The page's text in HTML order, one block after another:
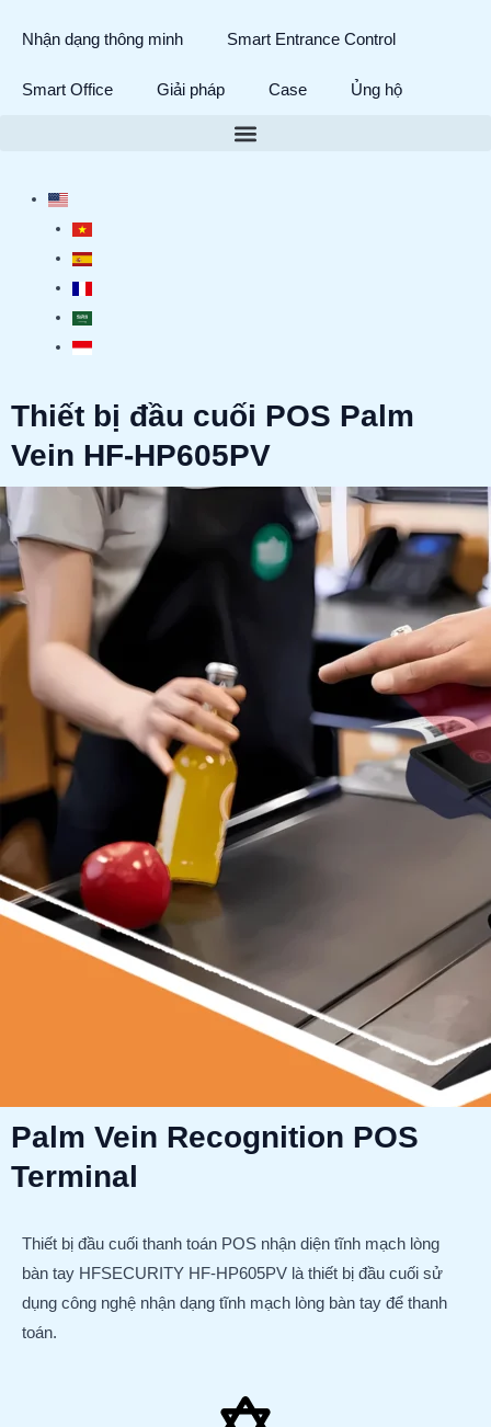
Nhận dạng thông minh Smart Entrance Control
Smart Office Giải pháp Case Ủng hộ
Thiết bị đầu cuối POS Palm
Vein HF-HP605PV
Palm Vein Recognition POS
Terminal
Thiết bị đầu cuối thanh toán POS nhận diện tĩnh mạch lòng
bàn tay HFSECURITY HF-HP605PV là thiết bị đầu cuối sử
dụng công nghệ nhận dạng tĩnh mạch lòng bàn tay để thanh
toán.